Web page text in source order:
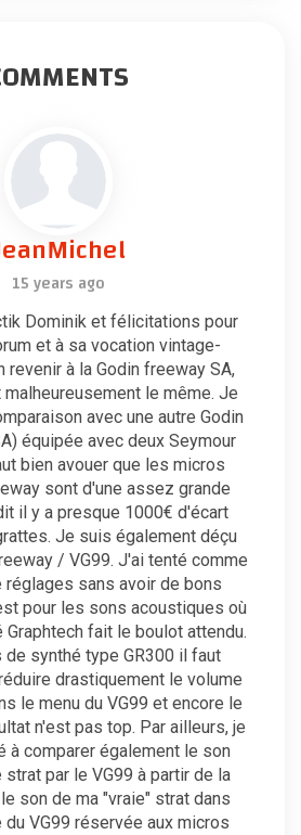
15 years ago
Dominik et félicitations pour
et à sa vocation vintage-
revenir à la Godin freeway SA,
le même. Je
avec une autre Godin
équipée avec deux Seymour
bien avouer que les micros
sont d'une assez grande
il y a presque 1000€ d'écart
Je suis également déçu
/ VG99. J'ai tenté comme
réglages sans avoir de bons
pour les sons acoustiques où
Graphtech fait le boulot attendu.
synthé type GR300 il faut
drastiquement le volume
le menu du VG99 et encore le
n'est pas top. Par ailleurs, je
à comparer également le son
par le VG99 à partir de la
son de ma "vraie" strat dans
VG99 réservée aux micros